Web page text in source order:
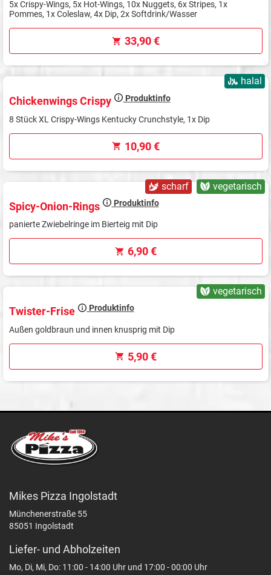
5x Crispy-Wings, 5x Hot-Wings, 10x Nuggets, 6x Stripes, 1x
Pommes, 1x Coleslaw, 4x Dip, 2x Softdrink/Wasser
33,90 €
halal
Chickenwings Crispy Produktinfo
8 Stück XL Crispy-Wings Kentucky Crunchstyle, 1x Dip
10,90 €
scharf vegetarisch
Spicy-Onion-Rings Produktinfo
panierte Zwiebelringe im Bierteig mit Dip
6,90 €
vegetarisch
Twister-Frise Produktinfo
Außen goldbraun und innen knusprig mit Dip
5,90 €
Mikes Pizza Ingolstadt
Münchenerstraße 55
85051 Ingolstadt
Liefer- und Abholzeiten
Mo, Di, Mi, Do: 11:00 - 14:00 Uhr und 17:00 - 00:00 Uhr